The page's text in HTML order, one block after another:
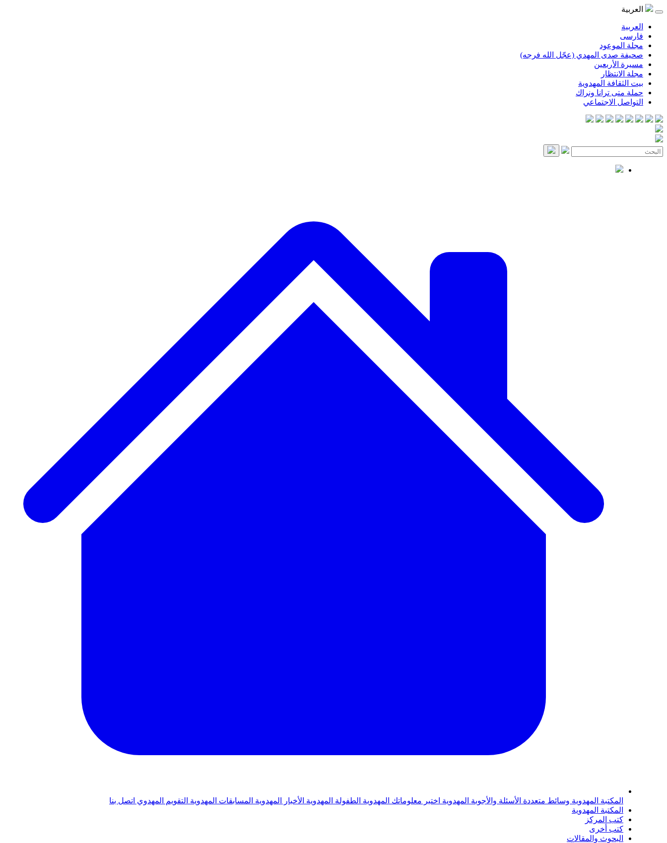
العربية
العربية
فارسی
مجلة الموعود
صحيفة صدى المهدي (عجّل الله فرجه)
مسيرة الأربعين
مجلة الانتظار
بيت الثقافة المهدوية
حملة متى ترانا ونراك
التواصل الاجتماعي
المكتبة المهدوية وسائط متعددة الأسئلة والأجوبة المهدوية اختبر معلوماتك المهدوية الطفولة المهدوية الأخبار المهدوية المسابقات المهدوية التقويم المهدوي اتصل بنا
المكتبة المهدوية
كتب المركز
كتب أخرى
البحوث والمقالات